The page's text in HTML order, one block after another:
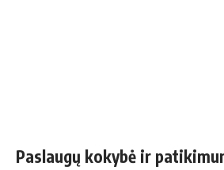
Paslaugų kokybė ir